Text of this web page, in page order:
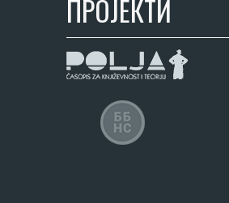
ПРОЈЕКТИ